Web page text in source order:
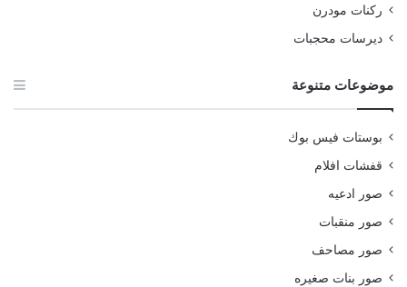
ركنات مودرن
ديرسات محجبات
موضوعات متنوعة
بوستات فيس بوك
قفشات افلام
صور ادعيه
صور منقبات
صور مصاحف
صور بنات صغيره